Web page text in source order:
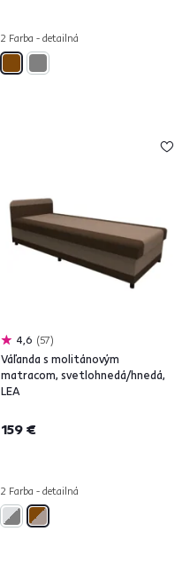
2 Farba - detailná
4,6 57
Váľanda s molitánovým
matracom, svetlohnedá/hnedá,
LEA
159 €
2 Farba - detailná